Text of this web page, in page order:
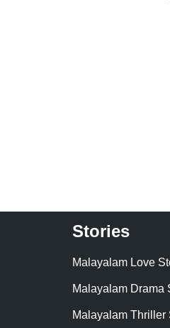
Stories
Malayalam Love
Malayalam Drama
Malayalam Thriller